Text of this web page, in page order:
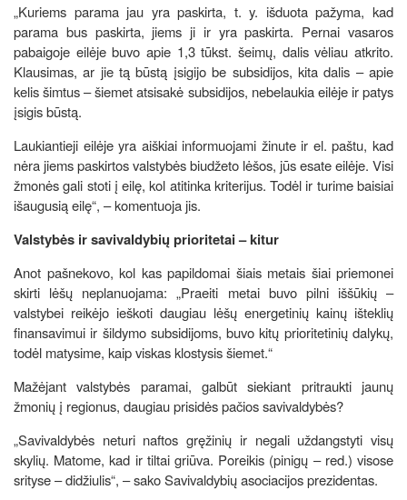
„Kuriems parama jau yra paskirta, t. y. išduota pažyma, kad
parama bus paskirta, jiems ji ir yra paskirta. Pernai vasaros
pabaigoje eilėje buvo apie 1,3 tūkst. šeimų, dalis vėliau atkrito.
Klausimas, ar jie tą būstą įsigijo be subsidijos, kita dalis – apie
kelis šimtus – šiemet atsisakė subsidijos, nebelaukia eilėje ir patys
įsigis būstą.
Laukiantieji eilėje yra aiškiai informuojami žinute ir el. paštu, kad
nėra jiems paskirtos valstybės biudžeto lėšos, jūs esate eilėje. Visi
žmonės gali stoti į eilę, kol atitinka kriterijus. Todėl ir turime baisiai
išaugusią eilę“, – komentuoja jis.
Valstybės ir savivaldybių prioritetai – kitur
Anot pašnekovo, kol kas papildomai šiais metais šiai priemonei
skirti lėšų neplanuojama: „Praeiti metai buvo pilni iššūkių –
valstybei reikėjo ieškoti daugiau lėšų energetinių kainų išteklių
finansavimui ir šildymo subsidijoms, buvo kitų prioritetinių dalykų,
todėl matysime, kaip viskas klostysis šiemet.“
Mažėjant valstybės paramai, galbūt siekiant pritraukti jaunų
žmonių į regionus, daugiau prisidės pačios savivaldybės?
„Savivaldybės neturi naftos gręžinių ir negali uždangstyti visų
skylių. Matome, kad ir tiltai griūva. Poreikis (pinigų – red.) visose
srityse – didžiulis“, – sako Savivaldybių asociacijos prezidentas.